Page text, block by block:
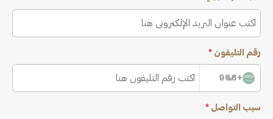
رقم التليفون *
+966
سبب التواصل *